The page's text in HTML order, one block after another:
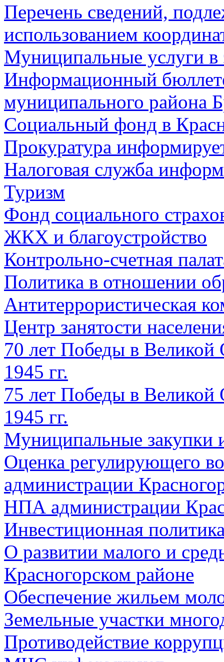
Перечень сведений,
использованием
Муниципальные услуги в
Информационный
муниципального района
Социальный фонд в
Прокуратура
Налоговая служба
Туризм
Фонд социального
ЖКХ и благоустройство
Контрольно-счетная
Политика в отношении
Антитеррористическая
Центр занятости
70 лет Победы в Великой
1945 гг.
75 лет Победы в Великой
1945 гг.
Муниципальные закупки
Оценка регулирующего
администрации
НПА администрации
Инвестиционная
О развитии малого и
Красногорском районе
Обеспечение жильем
Земельные участки
Противодействие